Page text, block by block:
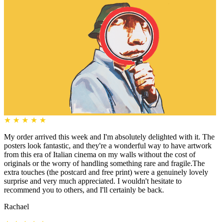
★ ★ ★ ★ ★
My order arrived this week and I'm absolutely delighted with it. The
posters look fantastic, and they're a wonderful way to have artwork
from this era of Italian cinema on my walls without the cost of
originals or the worry of handling something rare and fragile.The
extra touches (the postcard and free print) were a genuinely lovely
surprise and very much appreciated. I wouldn't hesitate to
recommend you to others, and I'll certainly be back.
Rachael